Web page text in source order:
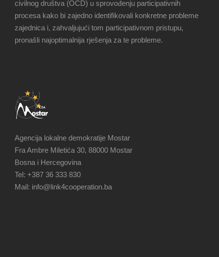
civilnog društva (OCD) u sprovođenju participativnih
procesa kako bi zajedno identifikovali konkretne probleme
zajednica i, zahvaljujući tom participativnom pristupu,
pronašli najoptimalnija rješenja za te probleme.
Agencija lokalne demokratije Mostar
Fra Ambre Miletića 30, 88000 Mostar
Bosna i Hercegovina
Tel: +387 36 333 830
Mail: info@link4cooperation.ba